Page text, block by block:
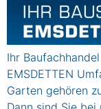
Ihr
EMSDETTEN
Garten gehören